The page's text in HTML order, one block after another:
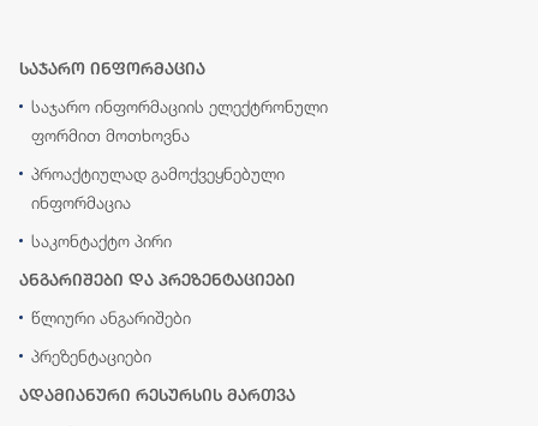
საჯარო ინფორმაცია
საჯარო ინფორმაციის ელექტრონული
ფორმით მოთხოვნა
პროაქტიულად გამოქვეყნებული
ინფორმაცია
საკონტაქტო პირი
ანგარიშები და პრეზენტაციები
წლიური ანგარიშები
პრეზენტაციები
ადამიანური რესურსის მართვა